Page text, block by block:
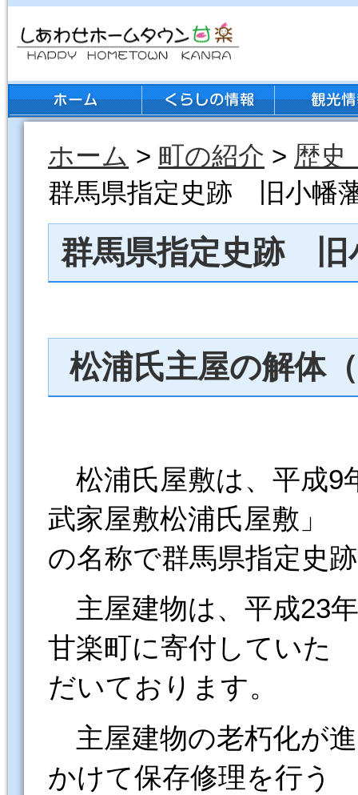
ホーム > 町の紹介 > 歴史
群馬県指定史跡 旧小幡
群馬県指定史跡 旧
松浦氏主屋の解体
松浦氏屋敷は、平成9
武家屋敷松浦氏屋敷」
の名称で群馬県指定史
主屋建物は、平成23
甘楽町に寄付していた
だいております。
主屋建物の老朽化が
かけて保存修理を行う